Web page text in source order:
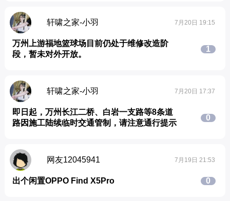
轩啸之家-小羽 7月20日 19:15
万州上游福地篮球场目前仍处于维修改造阶
段，暂未对外开放。
1
轩啸之家-小羽 7月20日 17:37
即日起，万州长江二桥、白岩一支路等8条道
路因施工陆续临时交通管制，请注意通行提示
0
网友12045941 7月19日 21:53
出个闲置OPPO Find X5Pro 0